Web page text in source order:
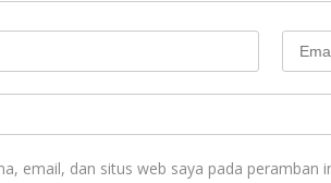
email, dan situs web saya pada peramban